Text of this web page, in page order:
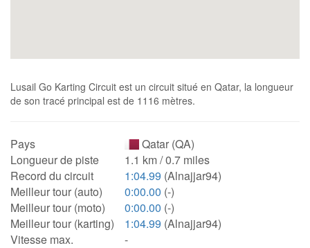
Lusail Go Karting Circuit est un circuit situé en Qatar, la longueur
de son tracé principal est de 1116 mètres.
Pays
Qatar (QA)
Longueur de piste
1.1 km / 0.7 miles
Record du circuit
1:04.99 (Alnajjar94)
Meilleur tour (auto)
0:00.00 (-)
Meilleur tour (moto)
0:00.00 (-)
Meilleur tour (karting)
1:04.99 (Alnajjar94)
Vitesse max.
-